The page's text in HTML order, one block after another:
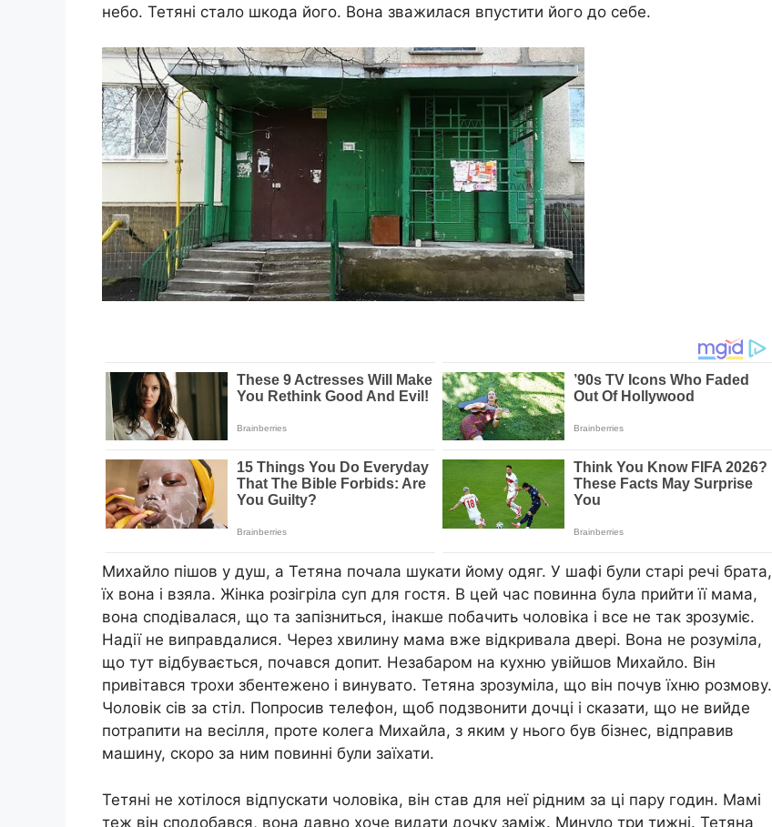
небо. Тетяні стало шкода його. Вона зважилася впустити його до себе.
Михайло пішов у душ, а Тетяна почала шукати йому одяг. У шафі були старі речі брата,
їх вона і взяла. Жінка розігріла суп для гостя. В цей час повинна була прийти її мама,
вона сподівалася, що та запізниться, інакше побачить чоловіка і все не так зрозуміє.
Надії не виправдалися. Через хвилину мама вже відкривала двері. Вона не розуміла,
що тут відбувається, почався допит. Незабаром на кухню увійшов Михайло. Він
привітався трохи збентежено і винувато. Тетяна зрозуміла, що він почув їхню розмову.
Чоловік сів за стіл. Попросив телефон, щоб подзвонити дочці і сказати, що не вийде
потрапити на весілля, проте колега Михайла, з яким у нього був бізнес, відправив
машину, скоро за ним повинні були заїхати.
Тетяні не хотілося відпускати чоловіка, він став для неї рідним за ці пару годин. Мамі
теж він сподобався, вона давно хоче видати дочку заміж. Минуло три тижні. Тетяна